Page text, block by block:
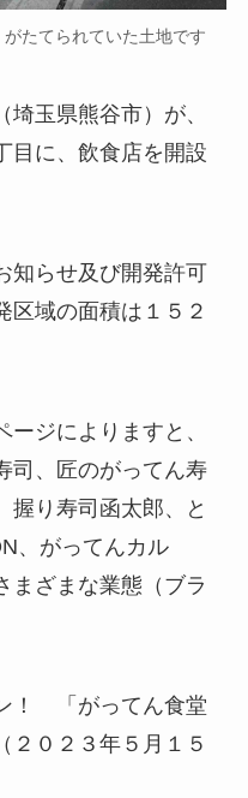
がたてられていた土地です
玉県熊谷市）が、
目に、飲食店を開設
知らせ及び開発許可
区域の面積は１５２
ジによりますと、
司、匠のがってん寿
握り寿司函太郎、と
、がってんカル
まざまな業態（ブラ
！ 「がってん食堂
２０２３年５月１５